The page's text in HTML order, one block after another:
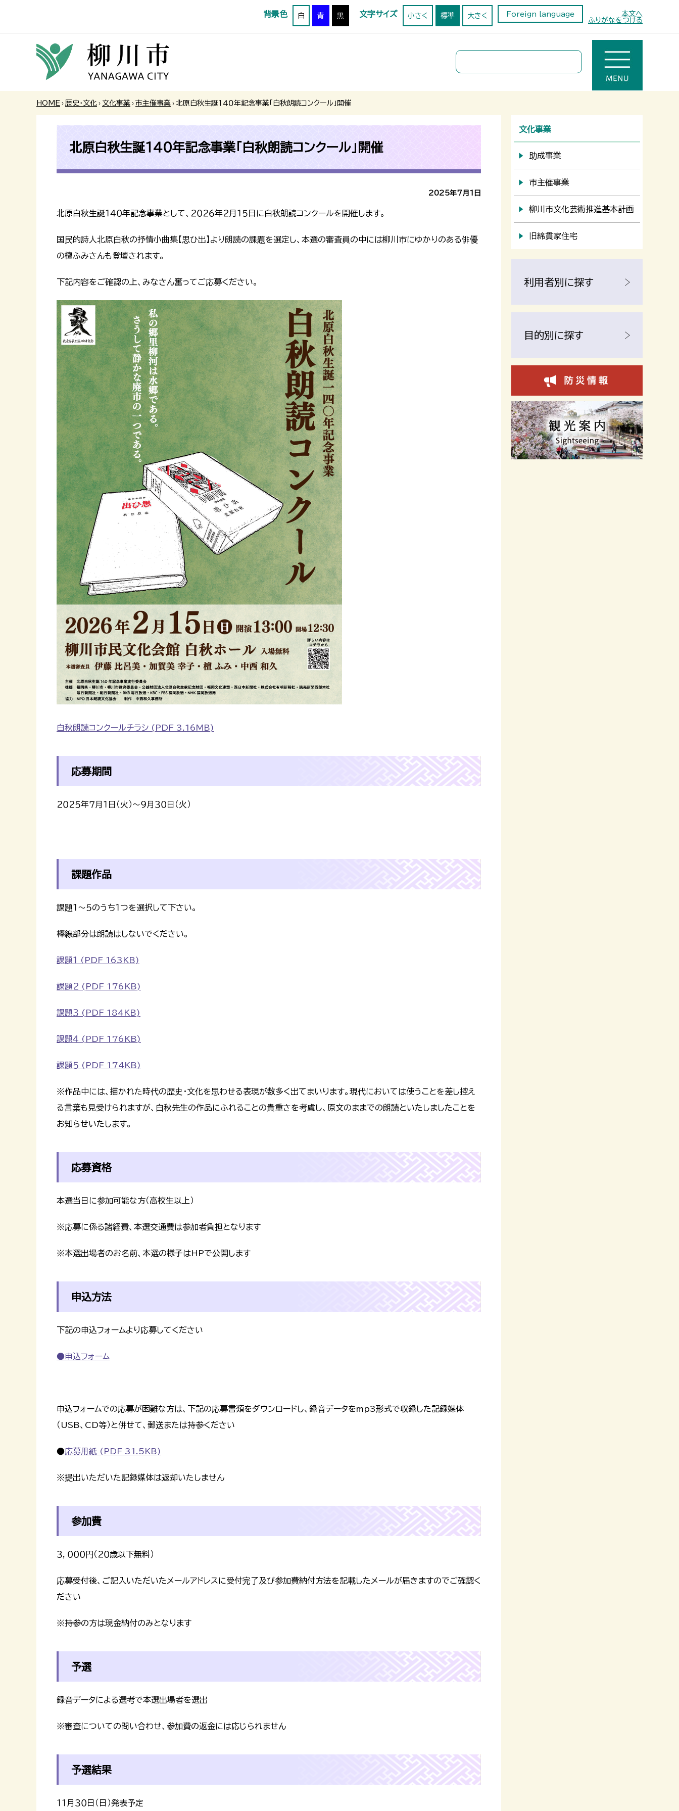
本文へ
背景色 白 青 黒 文字サイズ 小さく 標準 大きく
Foreign language
ふりがなをつける
HOME › 歴史・文化 › 文化事業 › 市主催事業 › 北原白秋生誕１４０年記念事業「白秋朗読コンクール」開催
北原白秋生誕１４０年記念事業「白秋朗読コンクール」開催
2025年7月1日
北原白秋生誕１４０年記念事業として、２０２６年２月１５日に白秋朗読コンクールを開催します。
国民的詩人北原白秋の抒情小曲集【思ひ出】より朗読の課題を選定し、本選の審査員の中には柳川市にゆかりのある俳優
の檀ふみさんも登壇されます。
下記内容をご確認の上、みなさん奮ってご応募ください。
白秋朗読コンクールチラシ (PDF 3.16MB)
応募期間
２０２５年７月１日（火）～９月３０日（火）
課題作品
課題１～５のうち１つを選択して下さい。
棒線部分は朗読はしないでください。
課題１ (PDF 163KB)
課題２ (PDF 176KB)
課題３ (PDF 184KB)
課題４ (PDF 176KB)
課題５ (PDF 174KB)
※作品中には、描かれた時代の歴史・文化を思わせる表現が数多く出てまいります。現代においては使うことを差し控え
る言葉も見受けられますが、白秋先生の作品にふれることの貴重さを考慮し、原文のままでの朗読といたしましたことを
お知らせいたします。
応募資格
本選当日に参加可能な方（高校生以上）
※応募に係る諸経費、本選交通費は参加者負担となります
※本選出場者のお名前、本選の様子はHPで公開します
申込方法
下記の申込フォームより応募してください
●申込フォーム
申込フォームでの応募が困難な方は、下記の応募書類をダウンロードし、録音データをmp3形式で収録した記録媒体
（USB、CD等）と併せて、郵送または持参ください
●応募用紙 (PDF 31.5KB)
※提出いただいた記録媒体は返却いたしません
参加費
３，０００円（２０歳以下無料）
応募受付後、ご記入いただいたメールアドレスに受付完了及び参加費納付方法を記載したメールが届きますのでご確認く
ださい
※持参の方は現金納付のみとなります
予選
録音データによる選考で本選出場者を選出
※審査についての問い合わせ、参加費の返金には応じられません
予選結果
１１月３０日（日）発表予定
文化事業
助成事業
市主催事業
柳川市文化芸術推進基本計画
旧綿貫家住宅
利用者別に探す
目的別に探す